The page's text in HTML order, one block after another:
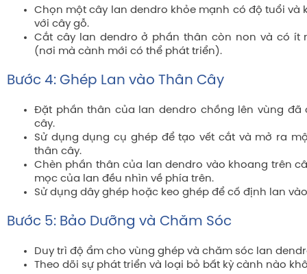
Chọn một cây lan dendro khỏe mạnh có độ tuổi và
với cây gỗ.
Cắt cây lan dendro ở phần thân còn non và có ít
(nơi mà cành mới có thể phát triển).
Bước 4: Ghép Lan vào Thân Cây
Đặt phần thân của lan dendro chồng lên vùng đã
cây.
Sử dụng dụng cụ ghép để tạo vết cắt và mở ra
thân cây.
Chèn phần thân của lan dendro vào khoang trên
mọc của lan đều nhìn về phía trên.
Sử dụng dây ghép hoặc keo ghép để cố định lan
Bước 5: Bảo Dưỡng và Chăm Sóc
Duy trì độ ẩm cho vùng ghép và chăm sóc lan
Theo dõi sự phát triển và loại bỏ bất kỳ cành nào